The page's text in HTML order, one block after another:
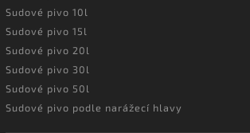
Sudové pivo 10l
Sudové pivo 15l
Sudové pivo 20l
Sudové pivo 30l
Sudové pivo 50l
Sudové pivo podle narážecí hlavy